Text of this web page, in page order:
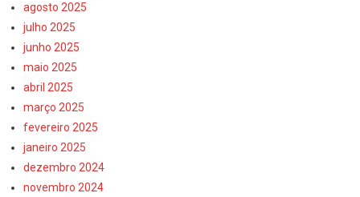
agosto 2025
julho 2025
junho 2025
maio 2025
abril 2025
março 2025
fevereiro 2025
janeiro 2025
dezembro 2024
novembro 2024